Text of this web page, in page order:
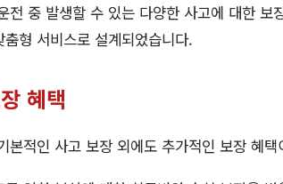
전 중 발생할 수 있는 다양한 사고에 대한
형 서비스로 설계되었습니다.
혜택
본적인 사고 보장 외에도 추가적인 보장 혜